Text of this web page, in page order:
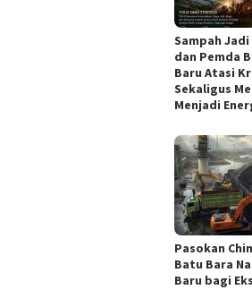
Sampah Jadi
dan Pemda
Baru Atasi
Sekaligus
Menjadi
Pasokan
Batu Bara
Baru bagi